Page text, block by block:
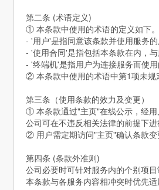
第二条 (术语定义)
① 本条款中使用的术语的定义如下。
- '用户'是指同意该条款并使用服务
- '使用合同'是指包括本条款在内，
- '终端机'是指用户为连接服务而使
② 本条款中使用的术语中第1项未规
第三条（使用条款的效力及变更）
① 本条款通过"主页"在线公示，经
公司可在不违反相关法律的前提下
② 用户需定期访问"主页"确认条款
第四条 (条款外准则)
公司必要时可针对服务内的个别项
本条款与各服务内容相冲突时优先